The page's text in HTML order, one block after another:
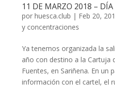
11 DE MARZO 2018 –
por huesca.club | Feb 20,
y concentraciones
Ya tenemos organizada la
año con destino a la Cartuja
Fuentes, en Sariñena. En un
información con el cartel, el